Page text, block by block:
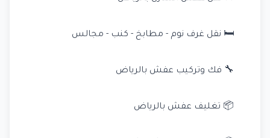
🛏️ نقل غرف نوم - مطابخ - كنب - مجالس
🔧 فك وتركيب عفش بالرياض
📦 تغليف عفش بالرياض